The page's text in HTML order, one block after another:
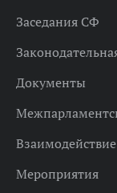
Заседания СФ
Документы
Мероприятия